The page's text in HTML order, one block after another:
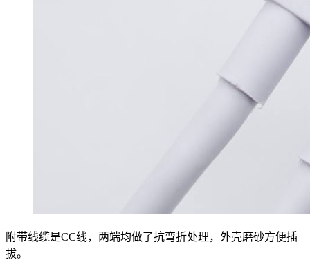
附带线缆是CC线，两端均做了抗弯折处理，外壳磨砂方便插
拔。